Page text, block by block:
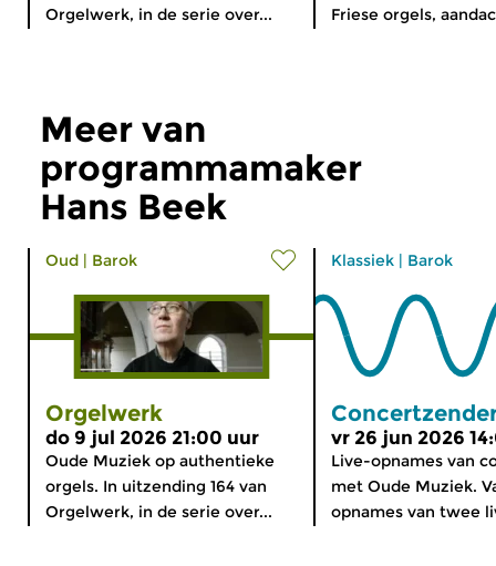
Orgelwerk, in de serie over...
Friese orgels,
Meer van
programmamaker
Hans Beek
Oud | Barok
Orgelwerk
do 9 jul 2026 21:00 uur
Oude Muziek op authentieke
orgels. In uitzending 164 van
Orgelwerk, in de serie over...
Klassiek | Barok
vr 26 jun 2026
Live-opnames van
met Oude Muziek.
opnames van twee